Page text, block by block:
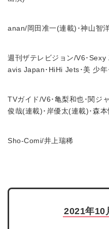
anan/岡田准一(連載)･神山智
週刊ザテレビジョン/V6･
avis Japan･HiHi Jets･美 少年
TVガイド/V6･亀梨和也･関ジ
俊哉(連載)･岸優太(連載)･森
Sho-Comi/井上瑞稀
2021年10